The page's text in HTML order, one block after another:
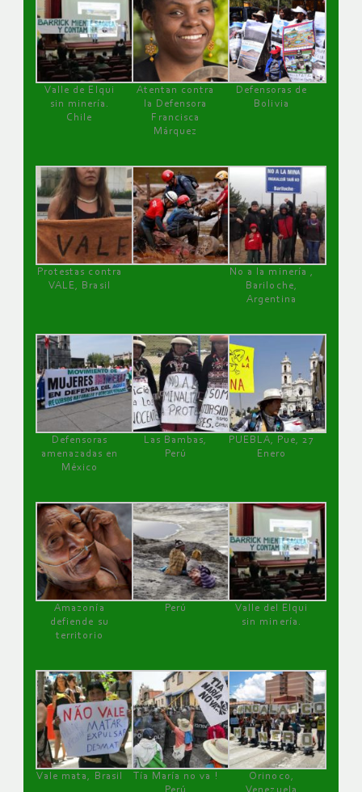
Valle de Elqui
sin minería.
Chile
Atentan contra
la Defensora
Francisca
Márquez
Defensoras de
Bolivia
Protestas contra
VALE, Brasil
No a la minería ,
Bariloche,
Argentina
Defensoras
amenazadas en
México
Las Bambas,
Perú
PUEBLA, Pue, 27
Enero
Amazonía
defiende su
territorio
Perú
Valle del Elqui
sin minería.
Vale mata, Brasil
Tía María no va !
Perú
Orinoco,
Venezuela